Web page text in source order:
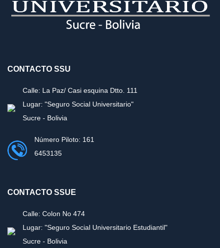
CONTACTO SSU
Calle: La Paz/ Casi esquina Dtto. 111
Lugar: "Seguro Social Universitario"
Sucre - Bolivia
Número Piloto: 161
6453135
CONTACTO SSUE
Calle: Colon No 474
Lugar: "Seguro Social Universitario Estudiantil"
Sucre - Bolivia